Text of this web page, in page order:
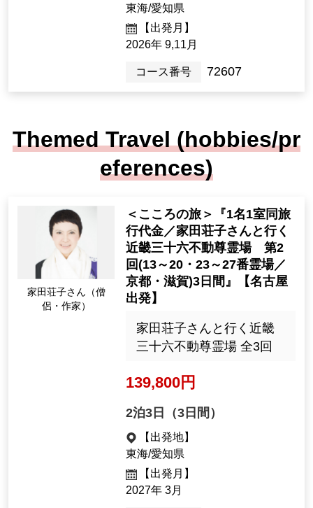
東海/愛知県
【出発月】
2026年 9,11月
コース番号 72607
Themed Travel (hobbies/pr
eferences)
家田荘子さん（僧
侶・作家）
＜こころの旅＞『1名1室同旅
行代金／家田荘子さんと行く
近畿三十六不動尊霊場 第2
回(13～20・23～27番霊場／
京都・滋賀)3日間』【名古屋
出発】
家田荘子さんと行く近畿
三十六不動尊霊場 全3回
139,800円
2泊3日（3日間）
【出発地】
東海/愛知県
【出発月】
2027年 3月